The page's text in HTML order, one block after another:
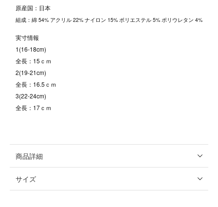
原産国：日本
組成：綿 54% アクリル 22% ナイロン 15% ポリエステル 5% ポリウレタン 4%
実寸情報
1(16-18cm)
全長：15ｃｍ
2(19-21cm)
全長：16.5ｃｍ
3(22-24cm)
全長：17ｃｍ
商品詳細
サイズ